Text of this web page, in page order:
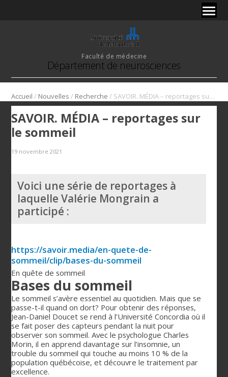
Faculté de médecine
Département de neurosciences
Accueil / Nouvelles / Recherche / SAVOIR. MÉDIA – reportages sur le sommeil
SAVOIR. MÉDIA – reportages sur
le sommeil
19 novembre 2021
Voici une série de reportages à
laquelle Valérie Mongrain a
participé :
https://savoir.media/en-quete-de-
sommeil/clip/bases-du-sommeil
En quête de sommeil
Bases du sommeil
Le sommeil s’avère essentiel au quotidien. Mais que se
passe-t-il quand on dort? Pour obtenir des réponses,
Jean-Daniel Doucet se rend à l’Université Concordia où il
se fait poser des capteurs pendant la nuit pour
observer son sommeil. Avec le psychologue Charles
Morin, il en apprend davantage sur l’insomnie, un
trouble du sommeil qui touche au moins 10 % de la
population québécoise, et découvre le traitement par
excellence.